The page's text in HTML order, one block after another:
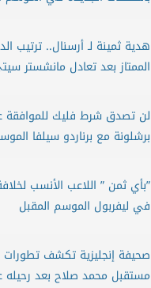
هدية ثمينة لـ أرسنال.. ترتيب
الممتاز بعد تعادل مانشستر
لن تصدق شرط فليك للموافقة
برشلونة مع برناردو سيلفا
”بأي ثمن ” اللاعب الأنسب
في ليفربول الموسم المقبل
صحيفة إنجليزية تكشف
مستقبل محمد صلاح بعد رحيله